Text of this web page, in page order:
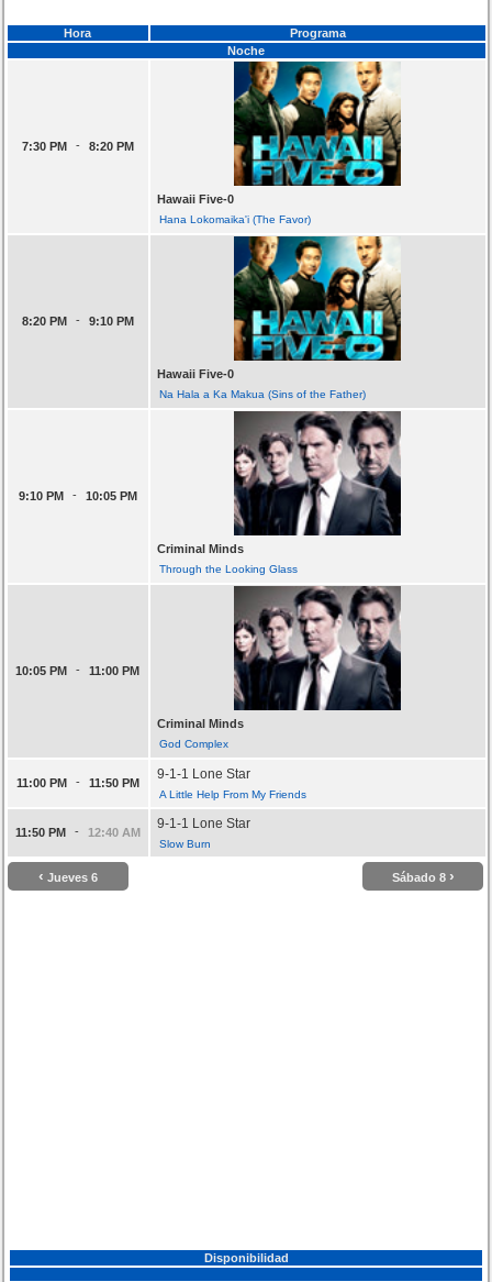
Hora
Programa
Noche
7:30 PM - 8:20 PM
Hawaii Five-0
Hana Lokomaika'i (The Favor)
8:20 PM - 9:10 PM
Hawaii Five-0
Na Hala a Ka Makua (Sins of the Father)
9:10 PM - 10:05 PM
Criminal Minds
Through the Looking Glass
10:05 PM - 11:00 PM
Criminal Minds
God Complex
11:00 PM - 11:50 PM
9-1-1 Lone Star
A Little Help From My Friends
11:50 PM - 12:40 AM
9-1-1 Lone Star
Slow Burn
‹ Jueves 6 Sábado 8 ›
Disponibilidad